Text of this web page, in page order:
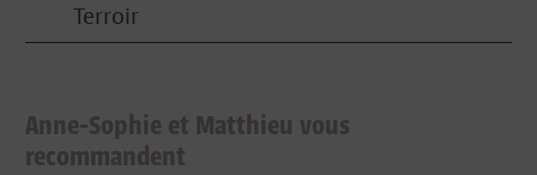
Terroir
Anne-Sophie et Matthieu vous
recommandent